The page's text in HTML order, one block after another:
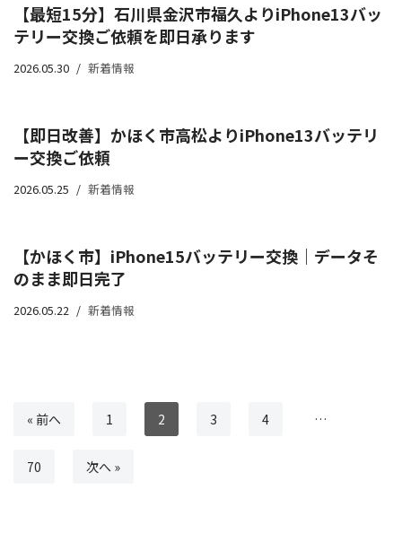
【最短15分】石川県金沢市福久よりiPhone13バッ
テリー交換ご依頼を即日承ります
2026.05.30 新着情報
【即日改善】かほく市高松よりiPhone13バッテリ
ー交換ご依頼
2026.05.25 新着情報
【かほく市】iPhone15バッテリー交換｜データそ
のまま即日完了
2026.05.22 新着情報
« 前へ 1 2 3 4 …
70 次へ »